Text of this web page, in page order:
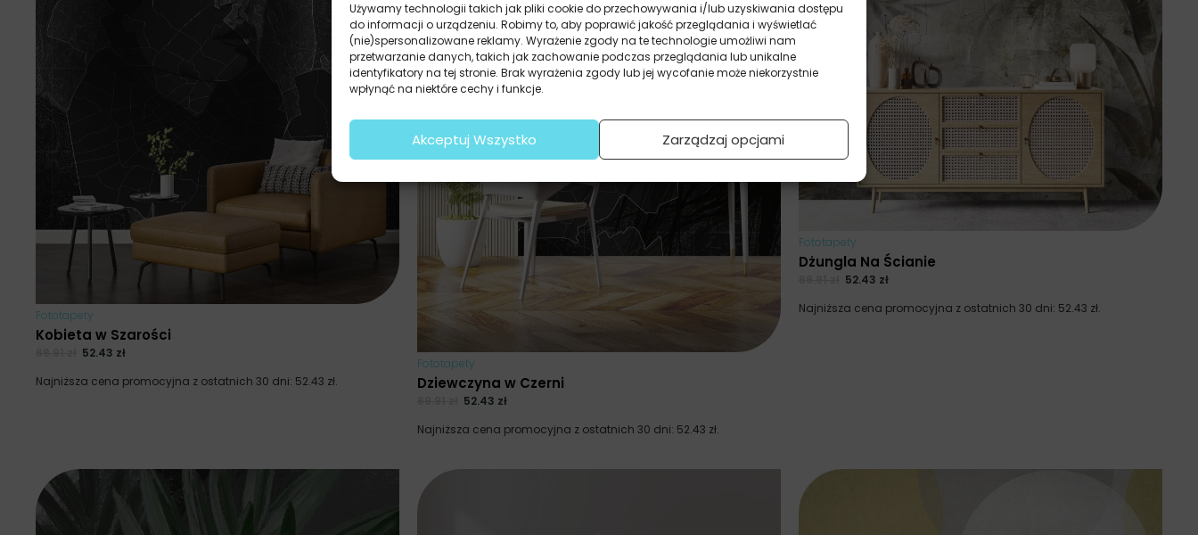
Używamy technologii takich jak pliki cookie do przechowywania i/lub uzyskiwania dostępu
do informacji o urządzeniu. Robimy to, aby poprawić jakość przeglądania i wyświetlać
(nie)spersonalizowane reklamy. Wyrażenie zgody na te technologie umożliwi nam
przetwarzanie danych, takich jak zachowanie podczas przeglądania lub unikalne
identyfikatory na tej stronie. Brak wyrażenia zgody lub jej wycofanie może niekorzystnie
wpłynąć na niektóre cechy i funkcje.
Akceptuj Wszystko Zarządzaj opcjami
Fototapety
Kobieta w Szarości
52.43 zł
Najniższa cena promocyjna z ostatnich 30 dni: 52.43 zł.
Fototapety
Dziewczyna w Czerni
52.43 zł
Najniższa cena promocyjna z ostatnich 30 dni: 52.43 zł.
Fototapety
Dżungla Na Ścianie
52.43 zł
Najniższa cena promocyjna z ostatnich 30 dni: 52.43 zł.